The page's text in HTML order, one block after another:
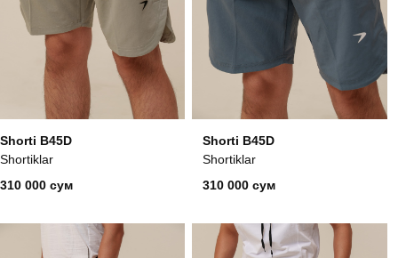
Shorti B45D
Shortiklar
310 000 сум
Shorti B45D
Shortiklar
310 000 сум